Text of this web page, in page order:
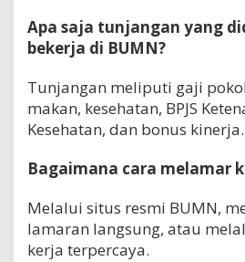
Apa saja tunjangan yang
bekerja di BUMN?
Tunjangan meliputi gaji
makan, kesehatan, BPJS
Kesehatan, dan bonus kinerja.
Bagaimana cara melamar
Melalui situs resmi BUMN,
lamaran langsung, atau
kerja terpercaya.